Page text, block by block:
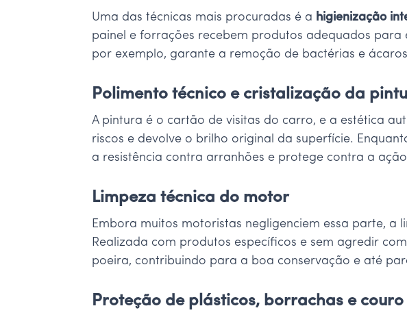
Uma das técnicas mais procuradas é a higienização
painel e forrações recebem produtos adequados
por exemplo, garante a remoção de bactérias e
Polimento técnico e cristalização da
A pintura é o cartão de visitas do carro, e a estética
riscos e devolve o brilho original da superfície.
a resistência contra arranhões e protege contra a
Limpeza técnica do motor
Embora muitos motoristas negligenciem essa parte,
Realizada com produtos específicos e sem agredir
poeira, contribuindo para a boa conservação e até
Proteção de plásticos, borrachas e couro